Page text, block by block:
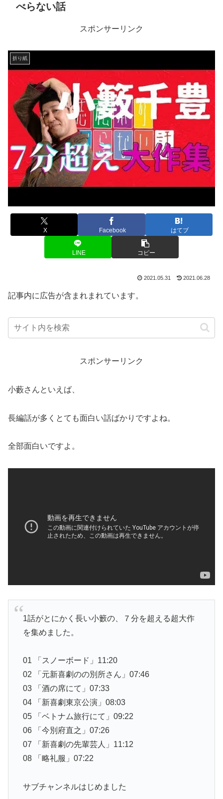
べらない話
スポンサーリンク
折り紙
X Facebook はてブ
LINE コピー
2021.05.31 2021.06.28
記事内に広告が含まれまれています。
スポンサーリンク
小藪さんといえば、
長編話が多くとても面白い話ばかりですよね。
全部面白いですよ。
1話がとにかく長い小籔の、７分を超える超大作
を集めました。
01 「スノーボード」11:20
02 「元新喜劇のの別所さん」07:46
03 「酒の席にて」07:33
04 「新喜劇東京公演」08:03
05 「ベトナム旅行にて」09:22
06 「今別府直之」07:26
07 「新喜劇の先輩芸人」11:12
08 「略礼服」07:22
サブチャンネルはじめました